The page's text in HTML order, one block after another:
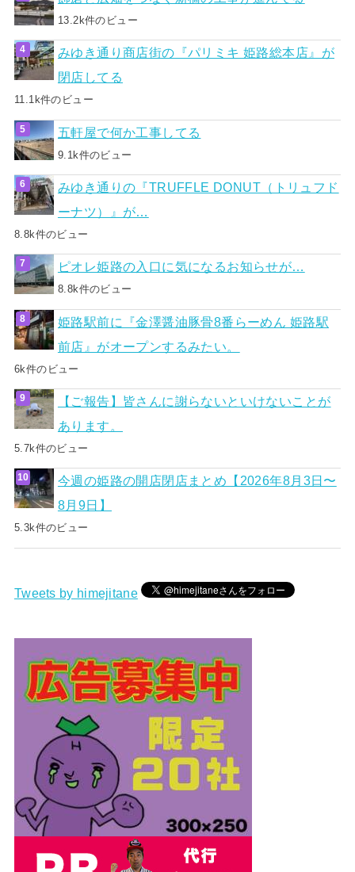
13.2k件のビュー
みゆき通り商店街の『パリミキ 姫路総本店』が
閉店してる
11.1k件のビュー
五軒屋で何か工事してる
9.1k件のビュー
みゆき通りの『TRUFFLE DONUT（トリュフド
ーナツ）』が…
8.8k件のビュー
ピオレ姫路の入口に気になるお知らせが…
8.8k件のビュー
姫路駅前に『金澤醤油豚骨8番らーめん 姫路駅
前店』がオープンするみたい。
6k件のビュー
【ご報告】皆さんに謝らないといけないことが
あります。
5.7k件のビュー
今週の姫路の開店閉店まとめ【2026年8月3日〜
8月9日】
5.3k件のビュー
Tweets by himejitane